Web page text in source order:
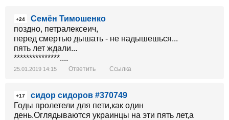
+24
Семён Тимошенко
поздно, петралексеич,
перед смертью дышать - не надышешься...
пять лет ждали...
***************....
25.01.2019 14:15 Ответить Ссылка
+17
сидор сидоров #370749
Годы пролетели для пети,как один
день.Оглядываются украинцы на эти пять лет,а